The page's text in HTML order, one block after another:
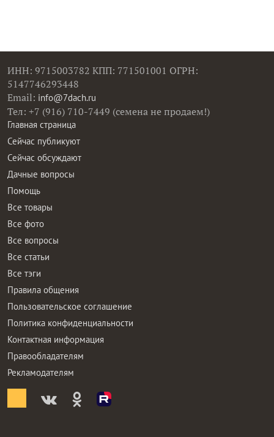
ИНН: 9715003782 КПП: 771501001 ОГРН:
5147746293448
Email: info@7dach.ru
Тел: +7 (916) 710-7449 (семена не продаем!)
Главная страница
Сейчас публикуют
Сейчас обсуждают
Дачные вопросы
Помощь
Все товары
Все фото
Все вопросы
Все статьи
Все тэги
Правила общения
Пользовательское соглашение
Политика конфиденциальности
Контактная информация
Правообладателям
Рекламодателям